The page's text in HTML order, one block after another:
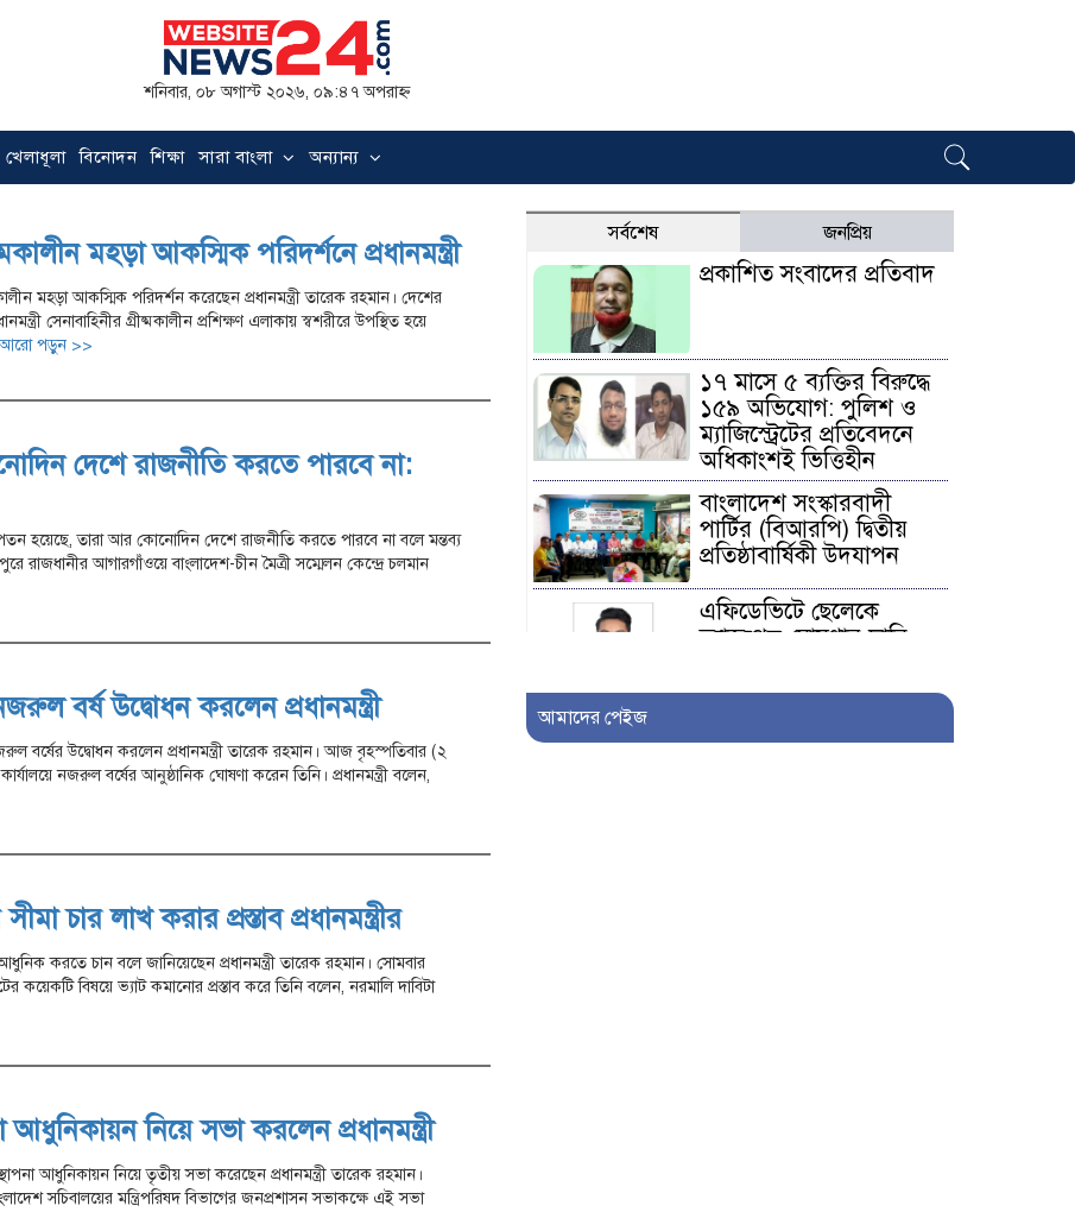
শনিবার, ০৮ অগাস্ট ২০২৬, ০৯:৪৭ অপরাহ্ন
খেলাধূলা বিনোদন শিক্ষা সারা বাংলা অন্যান্য
মহড়া আকস্মিক পরিদর্শনে প্রধানমন্ত্রী
মহড়া আকস্মিক পরিদর্শন করেছেন প্রধানমন্ত্রী তারেক রহমান। দেশের
সেনাবাহিনীর গ্রীষ্মকালীন প্রশিক্ষণ এলাকায় স্বশরীরে উপস্থিত হয়ে
আরো পড়ুন >>
দেশে রাজনীতি করতে পারবে না:
হয়েছে, তারা আর কোনোদিন দেশে রাজনীতি করতে পারবে না বলে মন্তব্য
রাজধানীর আগারগাঁওয়ে বাংলাদেশ-চীন মৈত্রী সম্মেলন কেন্দ্রে চলমান
বর্ষ উদ্বোধন করলেন প্রধানমন্ত্রী
বর্ষের উদ্বোধন করলেন প্রধানমন্ত্রী তারেক রহমান। আজ বৃহস্পতিবার (২
কার্যালয়ে নজরুল বর্ষের আনুষ্ঠানিক ঘোষণা করেন তিনি। প্রধানমন্ত্রী বলেন,
চার লাখ করার প্রস্তাব প্রধানমন্ত্রীর
করতে চান বলে জানিয়েছেন প্রধানমন্ত্রী তারেক রহমান। সোমবার
কয়েকটি বিষয়ে ভ্যাট কমানোর প্রস্তাব করে তিনি বলেন, নরমালি দাবিটা
আধুনিকায়ন নিয়ে সভা করলেন প্রধানমন্ত্রী
আধুনিকায়ন নিয়ে তৃতীয় সভা করেছেন প্রধানমন্ত্রী তারেক রহমান।
সচিবালয়ের মন্ত্রিপরিষদ বিভাগের জনপ্রশাসন সভাকক্ষে এই সভা
সর্বশেষ জনপ্রিয়
প্রকাশিত সংবাদের প্রতিবাদ
১৭ মাসে ৫ ব্যক্তির বিরুদ্ধে
১৫৯ অভিযোগ: পুলিশ ও
ম্যাজিস্ট্রেটের প্রতিবেদনে
অধিকাংশই ভিত্তিহীন
বাংলাদেশ সংস্কারবাদী
পার্টির (বিআরপি) দ্বিতীয়
প্রতিষ্ঠাবার্ষিকী উদযাপন
এফিডেভিটে ছেলেকে
ত্যাজ্যপুত্র ঘোষণার দাবি,
পরিবার
আমাদের পেইজ